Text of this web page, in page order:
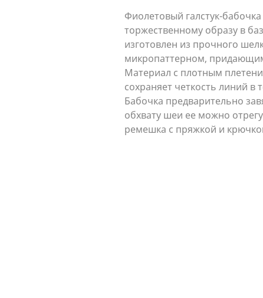
Фиолетовый галстук-
торжественному образу в
изготовлен из прочного
микропаттерном,
Материал с плотным
сохраняет четкость линий в
Бабочка предварительно
обхвату шеи ее можно
ремешка с пряжкой и